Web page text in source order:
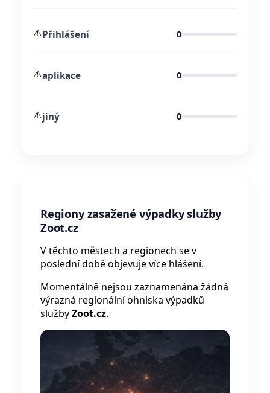
⚠️Přihlášení 0
⚠️aplikace 0
⚠️jiný 0
Regiony zasažené výpadky služby
Zoot.cz
V těchto městech a regionech se v
poslední době objevuje více hlášení.
Momentálně nejsou zaznamenána žádná
výrazná regionální ohniska výpadků
službyZoot.cz.